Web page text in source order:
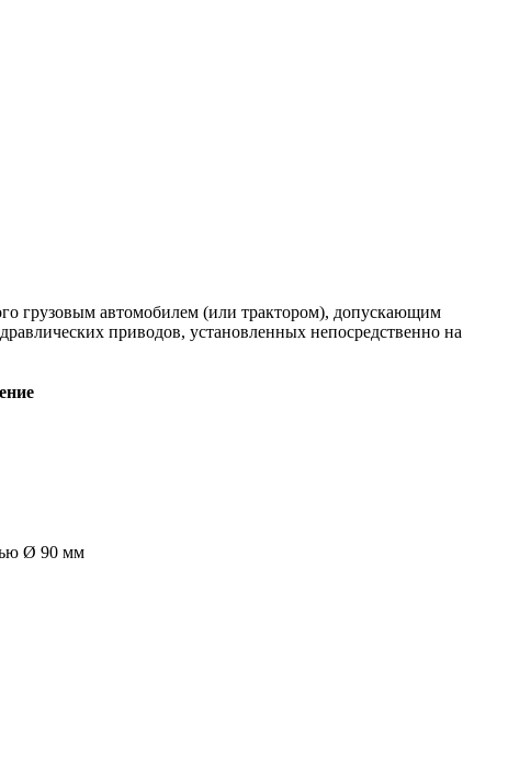
грузовым автомобилем (или трактором), допускающим
приводов, установленных непосредственно на
Ø 90 мм